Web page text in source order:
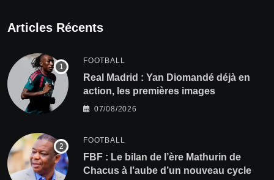
Articles Récents
FOOTBALL
Real Madrid : Yan Diomandé déjà en
action, les premières images
07/08/2026
FOOTBALL
FBF : Le bilan de l’ère Mathurin de
Chacus à l’aube d’un nouveau cycle